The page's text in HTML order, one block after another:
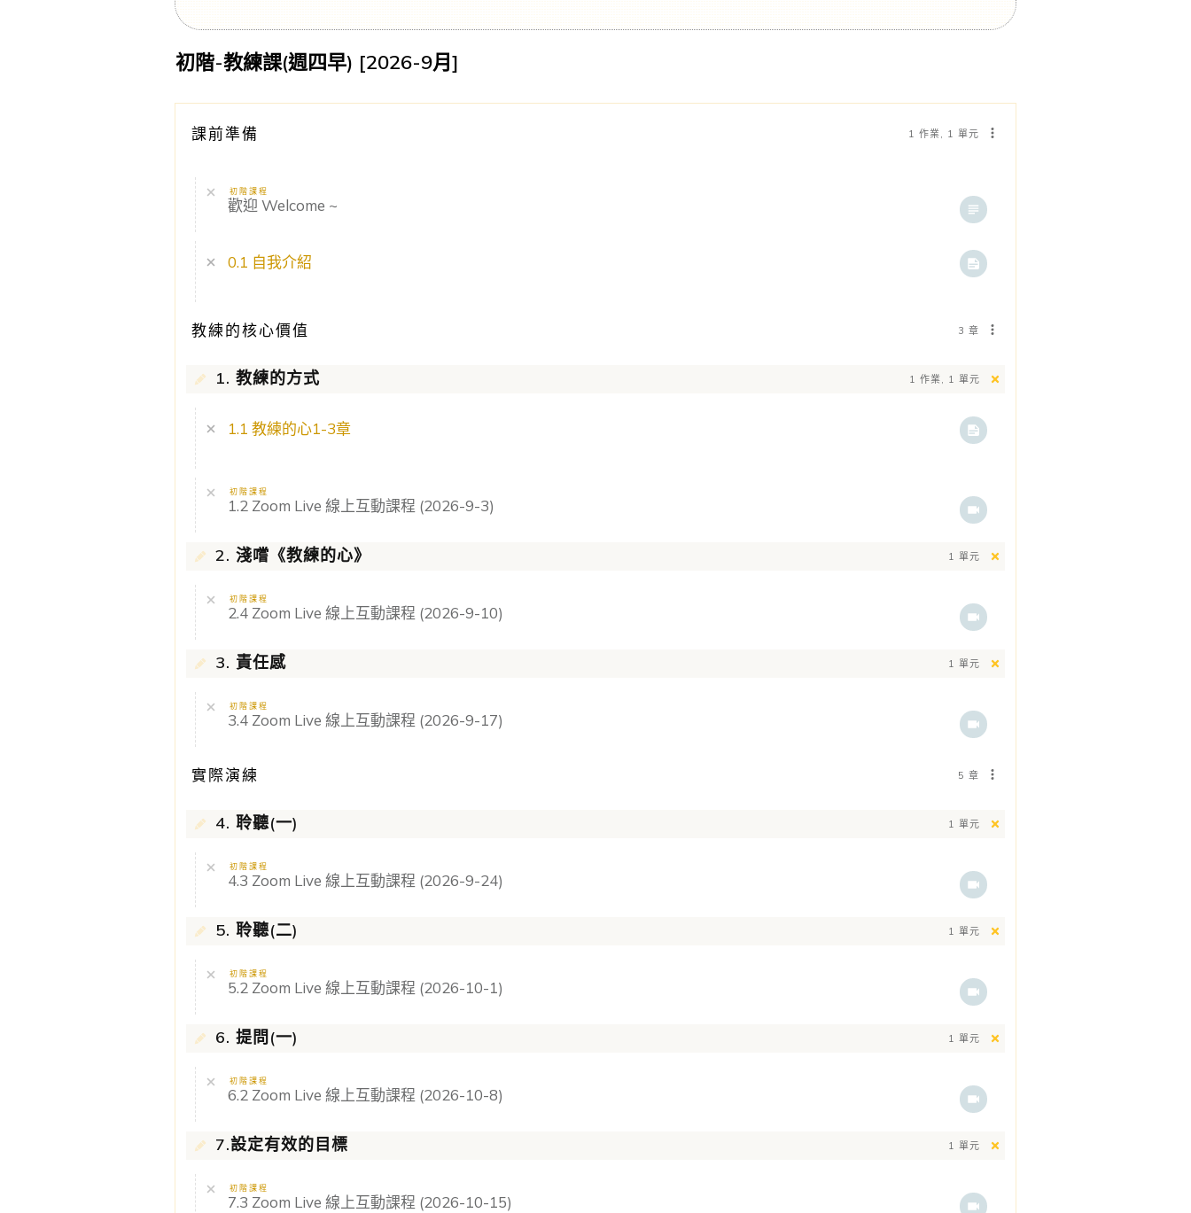
初階-教練課(週四早) [2026-9月]
課前準備 1 作業, 1 單元
初階課程
歡迎 Welcome ~
0.1 自我介紹
教練的核心價值 3 章
1. 教練的方式 1 作業, 1 單元
1.1 教練的心1-3章
初階課程
1.2 Zoom Live 線上互動課程 (2026-9-3)
2. 淺嚐《教練的心》 1 單元
初階課程
2.4 Zoom Live 線上互動課程 (2026-9-10)
3. 責任感 1 單元
初階課程
3.4 Zoom Live 線上互動課程 (2026-9-17)
實際演練 5 章
4. 聆聽(一) 1 單元
初階課程
4.3 Zoom Live 線上互動課程 (2026-9-24)
5. 聆聽(二) 1 單元
初階課程
5.2 Zoom Live 線上互動課程 (2026-10-1)
6. 提問(一) 1 單元
初階課程
6.2 Zoom Live 線上互動課程 (2026-10-8)
7.設定有效的目標 1 單元
初階課程
7.3 Zoom Live 線上互動課程 (2026-10-15)